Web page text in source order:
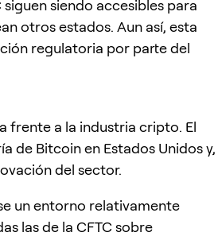
siendo accesibles para
otros estados. Aun así, esta
regulatoria por parte del
frente a la industria cripto. El
de Bitcoin en Estados Unidos y,
del sector.
un entorno relativamente
las de la CFTC sobre